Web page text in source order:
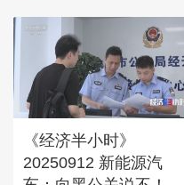
《经济半小时》
20250912 新能源汽